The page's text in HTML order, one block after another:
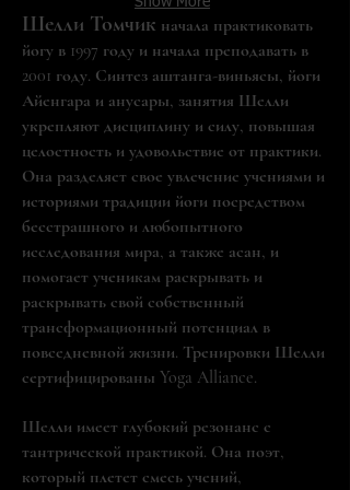
Шелли Томчик начала практиковать
йогу в 1997 году и начала преподавать в
2001 году. Синтез аштанга-виньясы, йоги
Айенгара и анусары, занятия Шелли
укрепляют дисциплину и силу, повышая
целостность и удовольствие от практики.
Она разделяет свое увлечение учениями и
историями традиции йоги посредством
бесстрашного и любопытного
исследования мира, а также асан, и
помогает ученикам раскрывать и
раскрывать свой собственный
трансформационный потенциал в
повседневной жизни. Тренировки Шелли
сертифицированы Yoga Alliance.
Шелли имеет глубокий резонанс с
тантрической практикой. Она поэт,
который плетет смесь учений,